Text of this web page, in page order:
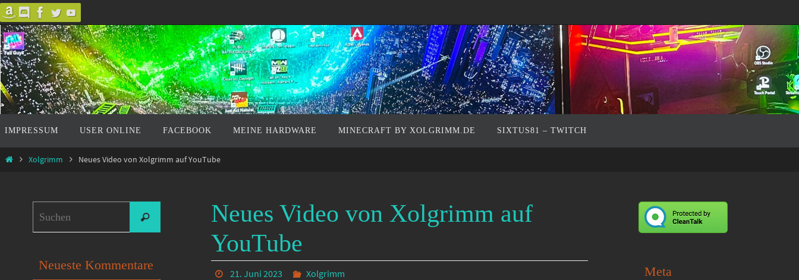
Zum
Inhalt
springen
Inhalt
springen
IMPRESSUM USER ONLINE FACEBOOK MEINE HARDWARE MINECRAFT BY XOLGRIMM.DE SIXTUS81 – TWITCH
StartXolgrimm Neues Video von Xolgrimm auf YouTube
Neues Video von Xolgrimm auf
YouTube
21. Juni 2023 Xolgrimm
nach:
Suchen
Neueste Kommentare Meta